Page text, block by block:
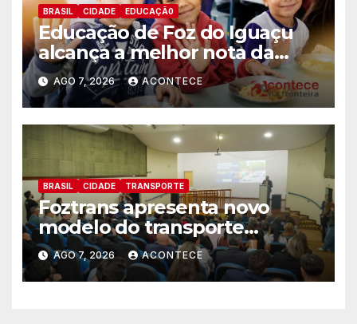
BRASIL CIDADE EDUCAÇÃ0
Educação de Foz do Iguaçu
alcança a melhor nota da
história no IDEB
AGO 7, 2026 ACONTECE
BRASIL CIDADE TRANSPORTE
Foztrans apresenta novo
modelo do transporte
coletivo em audiência pública
e avança para um sistema
mais moderno e eficiente
AGO 7, 2026 ACONTECE